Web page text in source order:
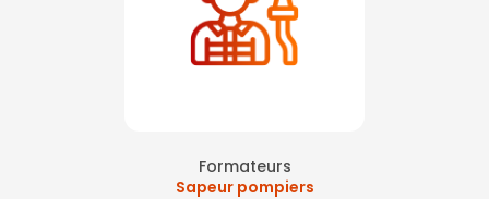
Formateurs
Sapeur pompiers